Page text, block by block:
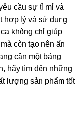
cầu sự tỉ mỉ và
hợp lý và sử dụng
không chỉ giúp
còn tạo nên ấn
cần một bảng
hãy tìm đến những
lượng sản phẩm tốt